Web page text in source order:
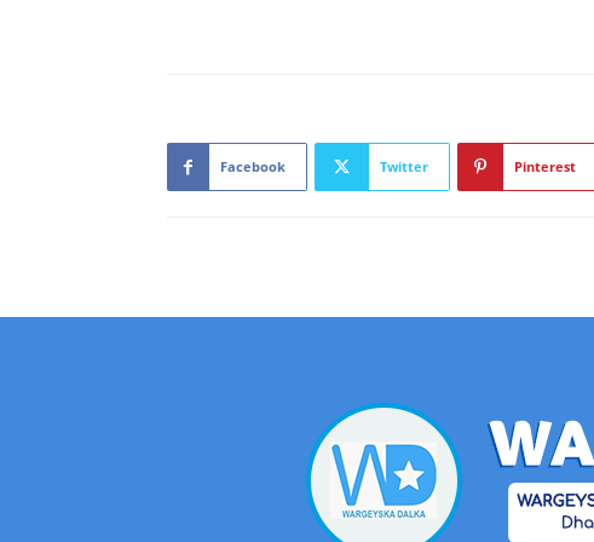
Facebook Twitter Pinterest